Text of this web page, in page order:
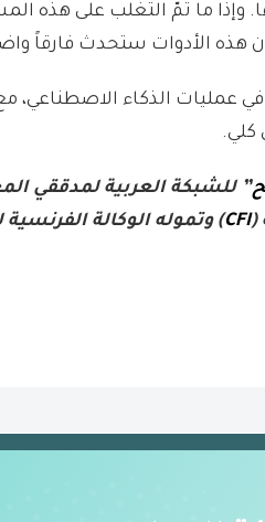
وإذا ما تمّ التغلب على
هذه الأدوات ستحدث فارقاً
عمليات الذكاء
كلي.
” للشبكة العربية لمدققي
(
CFI) وتموله الوكالة الفرنسية